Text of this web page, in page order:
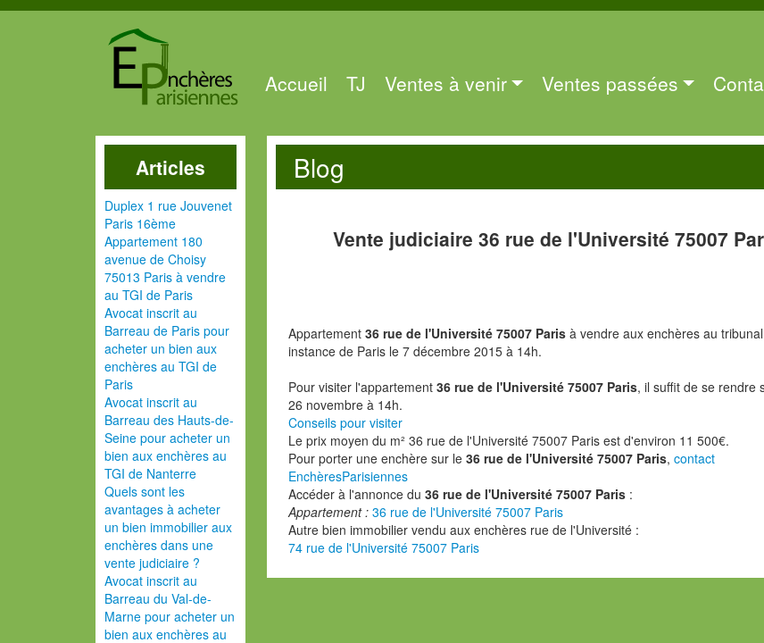
Accueil TJ Ventes à venir Ventes passées
Articles
Duplex 1 rue Jouvenet
Paris 16ème
Appartement 180
avenue de Choisy
75013 Paris à vendre
au TGI de Paris
Avocat inscrit au
Barreau de Paris pour
acheter un bien aux
enchères au TGI de
Paris
Avocat inscrit au
Barreau des Hauts-de-
Seine pour acheter un
bien aux enchères au
TGI de Nanterre
Quels sont les
avantages à acheter
un bien immobilier aux
enchères dans une
vente judiciaire ?
Avocat inscrit au
Barreau du Val-de-
Marne pour acheter un
bien aux enchères au
Blog
Vente judiciaire 36 rue de l'Université 75007
Appartement36 rue de l'Université 75007 Paris à vendre aux enchères au
instance de Paris le 7 décembre 2015 à 14h.
Pour visiter l'appartement36 rue de l'Université 75007 Paris, il suffit de se rendre
26 novembre à 14h.
Conseils pour visiter
Le prix moyen du m²36 rue de l'Université 75007 Paris est d'environ 11 500€.
Pour porter une enchère sur le36 rue de l'Université 75007 Paris,contact
EnchèresParisiennes
Accéder à l'annonce du36 rue de l'Université 75007 Paris :
Appartement : 36 rue de l'Université 75007 Paris
Autre bien immobilier vendu aux enchères rue de l'Université :
74 rue de l'Université 75007 Paris